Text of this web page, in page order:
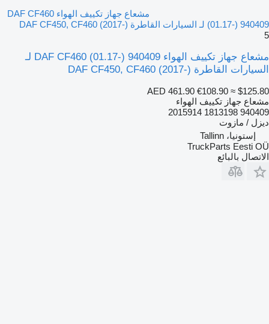
مشعاع جهاز تكييف الهواء DAF CF460
(01.17-) 940409 لـ السيارات القاطرة DAF CF450, CF460 (2017-)
5
مشعاع جهاز تكييف الهواء DAF CF460 (01.17-) 940409 لـ
السيارات القاطرة DAF CF450, CF460 (2017-)
AED 461.90 €108.90 ≈ $125.80
مشعاع جهاز تكييف الهواء
940409 1813198 2015914
ديزل / مازوت
إستونيا، Tallinn
TruckParts Eesti OÜ
الاتصال بالبائع